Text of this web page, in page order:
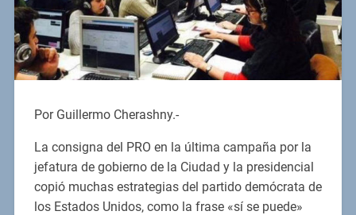
Por Guillermo Cherashny.-
La consigna del PRO en la última campaña por la
jefatura de gobierno de la Ciudad y la presidencial
copió muchas estrategias del partido demócrata de
los Estados Unidos, como la frase «sí se puede»